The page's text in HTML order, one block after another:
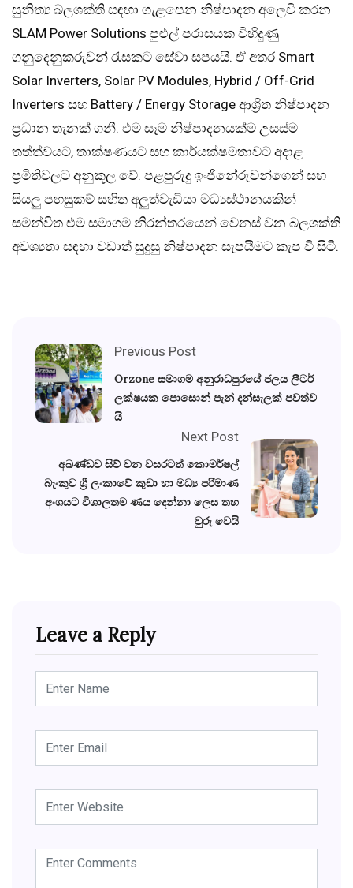
සුනිත්‍ය​ බලශක්ති සඳහා ගැළපෙන නිෂ්පාදන අලෙවි කරන
SLAM Power Solutions පුළුල් පරාසයක විහිදුණු
ගනුදෙනුකරුවන් රැසකට සේවා සපයයි. ඒ අතර Smart
Solar Inverters, Solar PV Modules, Hybrid / Off-Grid
Inverters සහ Battery / Energy Storage ආශ්‍රිත නිෂ්පාදන
ප්‍රධාන තැනක් ගනී. එම සෑම නිෂ්පාදනයක්ම උසස්ම
තත්ත්වයට, තාක්ෂණයට සහ කාර්යක්ෂමතාවට අදාළ
ප්‍රමිතිවලට අනුකූල වේ. පළපුරුදු ඉංජිනේරුවන්ගෙන් සහ
සියලු පහසුකම් සහිත අලුත්වැඩියා මධ්‍යස්ථානයකින්
සමන්විත එම සමාගම නිරන්තරයෙන් වෙනස් වන බලශක්ති
අවශ්‍යතා සඳහා වඩාත් සුදුසු නිෂ්පාදන සැපයීමට කැප වී සිටී.
Previous Post
Orzone සමාගම අනුරාධපුරයේ ජලය ලීටර්
ලක්ෂයක පොසොන් පැන් දන්සැලක් පවත්ව
යි
Next Post
අඛණ්ඩව සිව් වන වසරටත් කොමර්ෂල්
බැංකුව ශ්‍රී ලංකාවේ කුඩා හා මධ්‍ය පරිමාණ
අංශයට විශාලතම ණය දෙන්නා ලෙස තහ
වුරු වෙයි
Leave a Reply